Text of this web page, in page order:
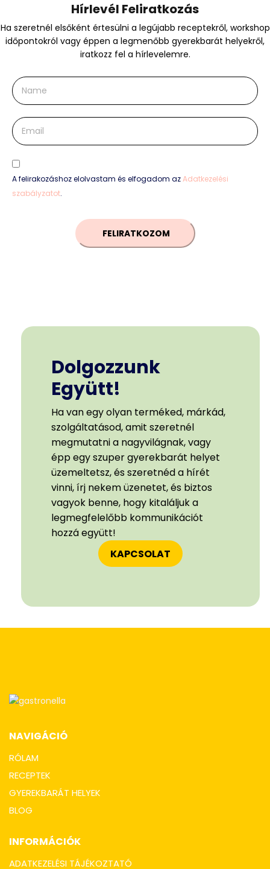
Hírlevél Feliratkozás
Ha szeretnél elsőként értesülni a legújabb receptekről, workshop
időpontokról vagy éppen a legmenőbb gyerekbarát helyekről,
iratkozz fel a hírlevelemre.
A felirakozáshoz elolvastam és elfogadom azAdatkezelési
szabályzatot.
FELIRATKOZOM
Dolgozzunk
Együtt!
Ha van egy olyan terméked, márkád,
szolgáltatásod, amit szeretnél
megmutatni a nagyvilágnak, vagy
épp egy szuper gyerekbarát helyet
üzemeltetsz, és szeretnéd a hírét
vinni, írj nekem üzenetet, és biztos
vagyok benne, hogy kitaláljuk a
legmegfelelőbb kommunikációt
hozzá együtt!
KAPCSOLAT
NAVIGÁCIÓ
RÓLAM
RECEPTEK
GYEREKBARÁT HELYEK
BLOG
INFORMÁCIÓK
ADATKEZELÉSI TÁJÉKOZTATÓ